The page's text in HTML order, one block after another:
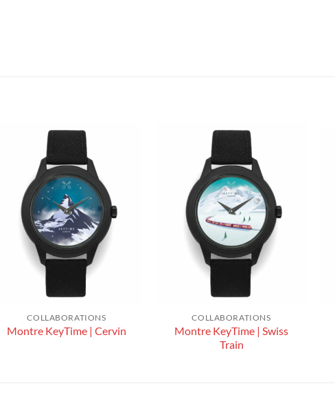
COLLABORATIONS
Montre KeyTime | Cervin
COLLABORATIONS
Montre KeyTime | Swiss
Train